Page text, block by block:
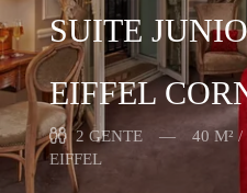
SUITE
EIFFEL
2 GENTE 40 M² /
EIFFEL